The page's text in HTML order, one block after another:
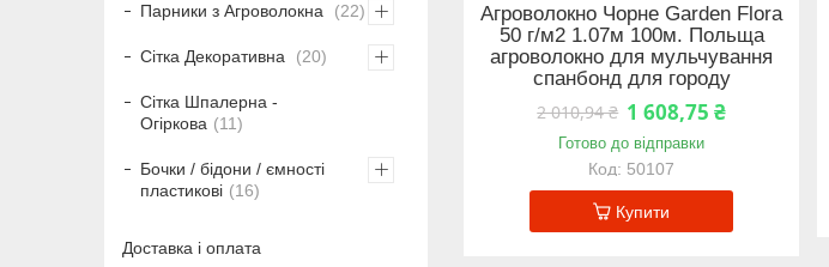
Агроволокно Чорне Garden Flora
50 г/м2 1.07м 100м. Польща
агроволокно для мульчування
спанбонд для городу
2 010,94 ₴ 1 608,75 ₴
Готово до відправки
50107
Купити
Парники з Агроволокна 22
Сітка Декоративна 20
Сітка Шпалерна -
Огіркова
11
Бочки / бідони / ємності
пластикові
16
Доставка і оплата